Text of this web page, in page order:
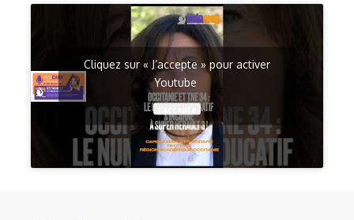
Cliquez sur « J’accepte » pour activer
Youtube